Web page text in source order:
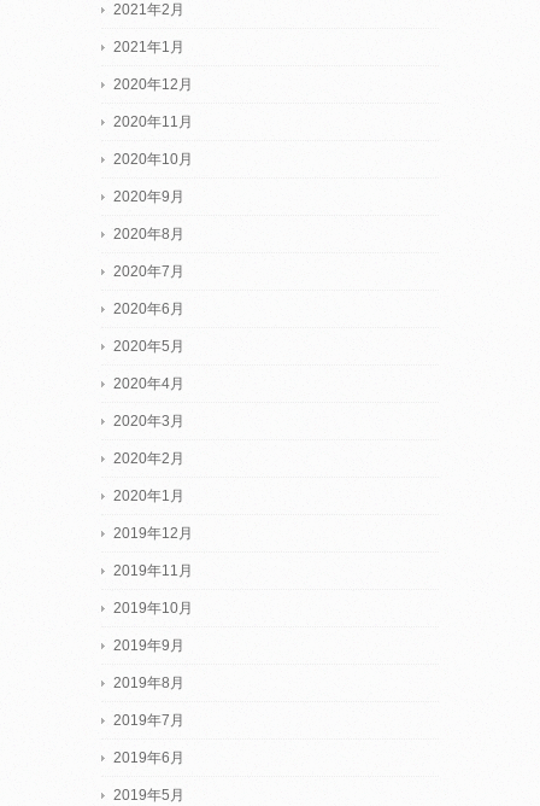
2021年2月
2021年1月
2020年12月
2020年11月
2020年10月
2020年9月
2020年8月
2020年7月
2020年6月
2020年5月
2020年4月
2020年3月
2020年2月
2020年1月
2019年12月
2019年11月
2019年10月
2019年9月
2019年8月
2019年7月
2019年6月
2019年5月